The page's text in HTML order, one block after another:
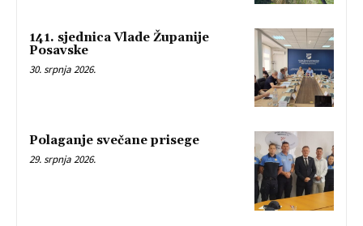
141. sjednica Vlade Županije
Posavske
30. srpnja 2026.
Polaganje svečane prisege
29. srpnja 2026.